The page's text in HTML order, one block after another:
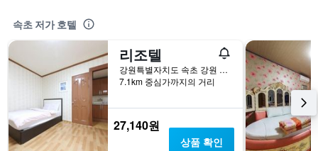
속초 저가 호텔
리조텔
강원특별자치도 속초 강원 속초시 청봉로 167
7.1km 중심가까지의 거리
27,140원
상품 확인